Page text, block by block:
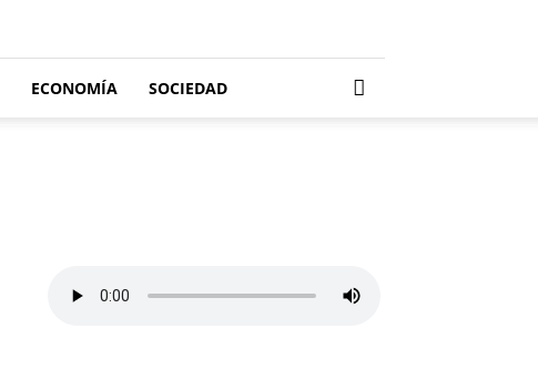
ECONOMÍA SOCIEDAD